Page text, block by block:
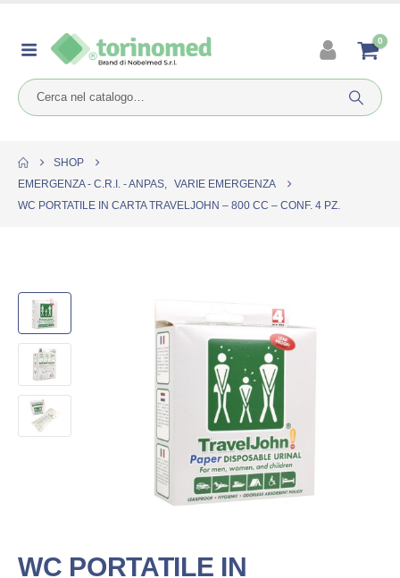
0
SHOP
EMERGENZA - C.R.I. - ANPAS, VARIE EMERGENZA
WC PORTATILE IN CARTA TRAVELJOHN – 800 CC – CONF. 4 PZ.
WC PORTATILE IN